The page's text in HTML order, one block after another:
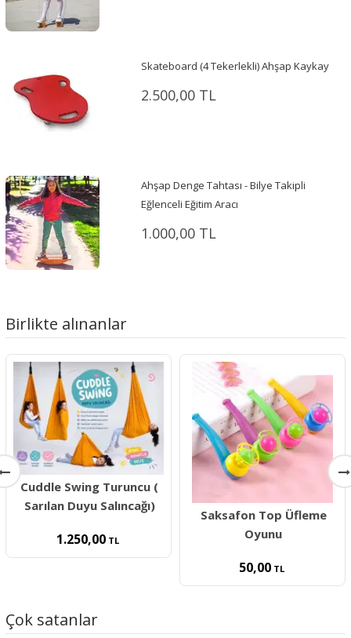
Skateboard (4 Tekerlekli) Ahşap Kaykay
2.500,00 TL
Ahşap Denge Tahtası - Bilye Takipli
Eğlenceli Eğitim Aracı
1.000,00 TL
Birlikte alınanlar
Cuddle Swing Turuncu (
Sarılan Duyu Salıncağı)
1.250,00TL
Saksafon Top Üfleme
Oyunu
50,00TL
Çok satanlar